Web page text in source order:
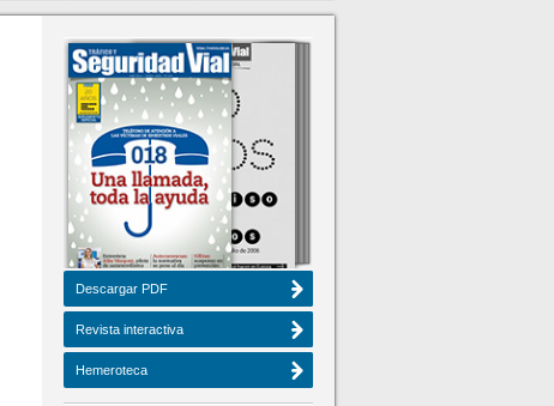
Descargar PDF
Revista interactiva
Hemeroteca